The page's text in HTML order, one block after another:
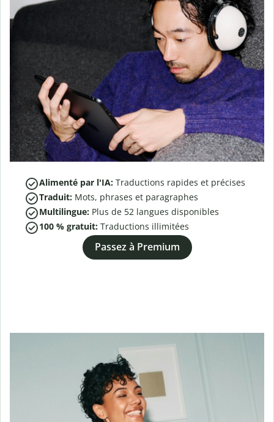
Alimenté par l'IA: Traductions rapides et précises
Traduit: Mots, phrases et paragraphes
Multilingue: Plus de 52 langues disponibles
100 % gratuit: Traductions illimitées
Passez à Premium